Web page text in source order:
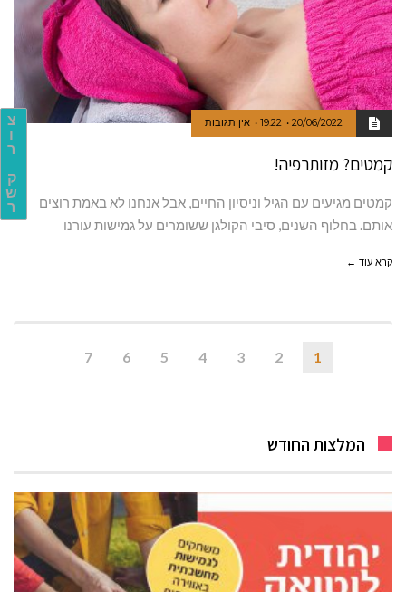
צ
ו
ר
ק
ש
ר
20/06/2022
19:22 אין תגובות
קמטים? מזותרפיה!
קמטים מגיעים עם הגיל וניסיון החיים, אבל אנחנו לא באמת רוצים
אותם. בחלוף השנים, סיבי הקולגן ששומרים על גמישות עורנו
קרא עוד ←
1
2
3
4
5
6
7
המלצות החודש